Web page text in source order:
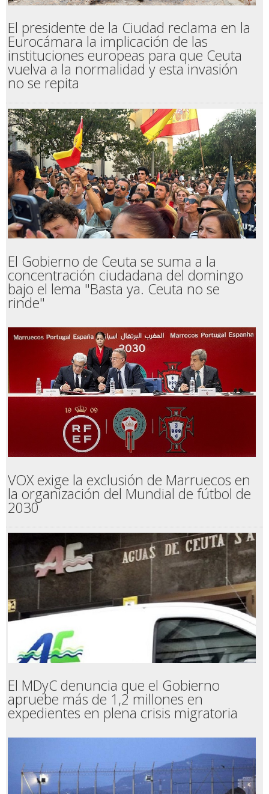
El presidente de la Ciudad reclama en la
Eurocámara la implicación de las
instituciones europeas para que Ceuta
vuelva a la normalidad y esta invasión
no se repita
El Gobierno de Ceuta se suma a la
concentración ciudadana del domingo
bajo el lema "Basta ya. Ceuta no se
rinde"
VOX exige la exclusión de Marruecos en
la organización del Mundial de fútbol de
2030
El MDyC denuncia que el Gobierno
apruebe más de 1,2 millones en
expedientes en plena crisis migratoria